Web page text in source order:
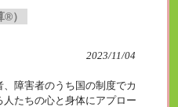
）
2023/11/04
障害者のうち国の制度でカ
たちの心と身体にアプロー